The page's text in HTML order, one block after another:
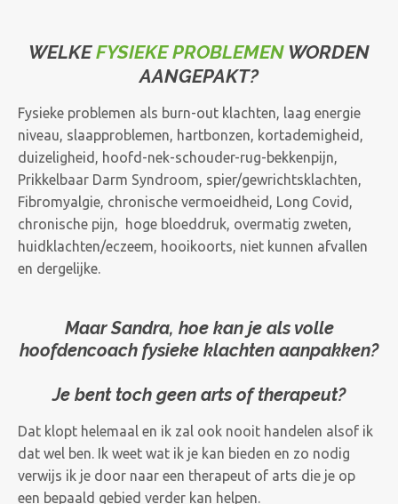
WELKEFYSIEKE PROBLEMEN WORDEN
AANGEPAKT?
Fysieke problemen als burn-out klachten, laag energie
niveau, slaapproblemen, hartbonzen, kortademigheid,
duizeligheid, hoofd-nek-schouder-rug-bekkenpijn,
Prikkelbaar Darm Syndroom, spier/gewrichtsklachten,
Fibromyalgie, chronische vermoeidheid, Long Covid,
chronische pijn, hoge bloeddruk, overmatig zweten,
huidklachten/eczeem, hooikoorts, niet kunnen afvallen
en dergelijke.
Maar Sandra, hoe kan je als volle
hoofdencoach fysieke klachten aanpakken?
Je bent toch geen arts of therapeut?
Dat klopt helemaal en ik zal ook nooit handelen alsof ik
dat wel ben. Ik weet wat ik je kan bieden en zo nodig
verwijs ik je door naar een therapeut of arts die je op
een bepaald gebied verder kan helpen.